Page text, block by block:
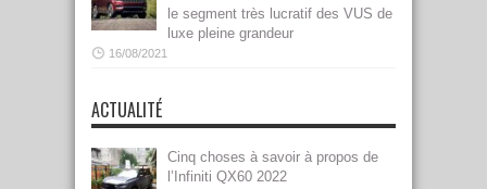
le segment très lucratif des VUS de
luxe pleine grandeur
16/08/2021
ACTUALITÉ
Cinq choses à savoir à propos de
l’Infiniti QX60 2022